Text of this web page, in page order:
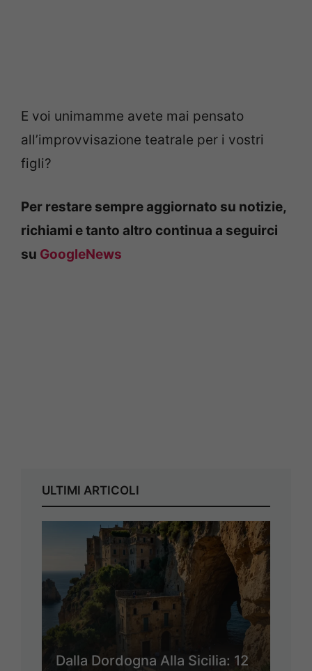
E voi unimamme avete mai pensato
all’improvvisazione teatrale per i vostri
figli?
Per restare sempre aggiornato su notizie,
richiami e tanto altro continua a seguirci
su GoogleNews
ULTIMI ARTICOLI
Dalla Dordogna Alla Sicilia: 12